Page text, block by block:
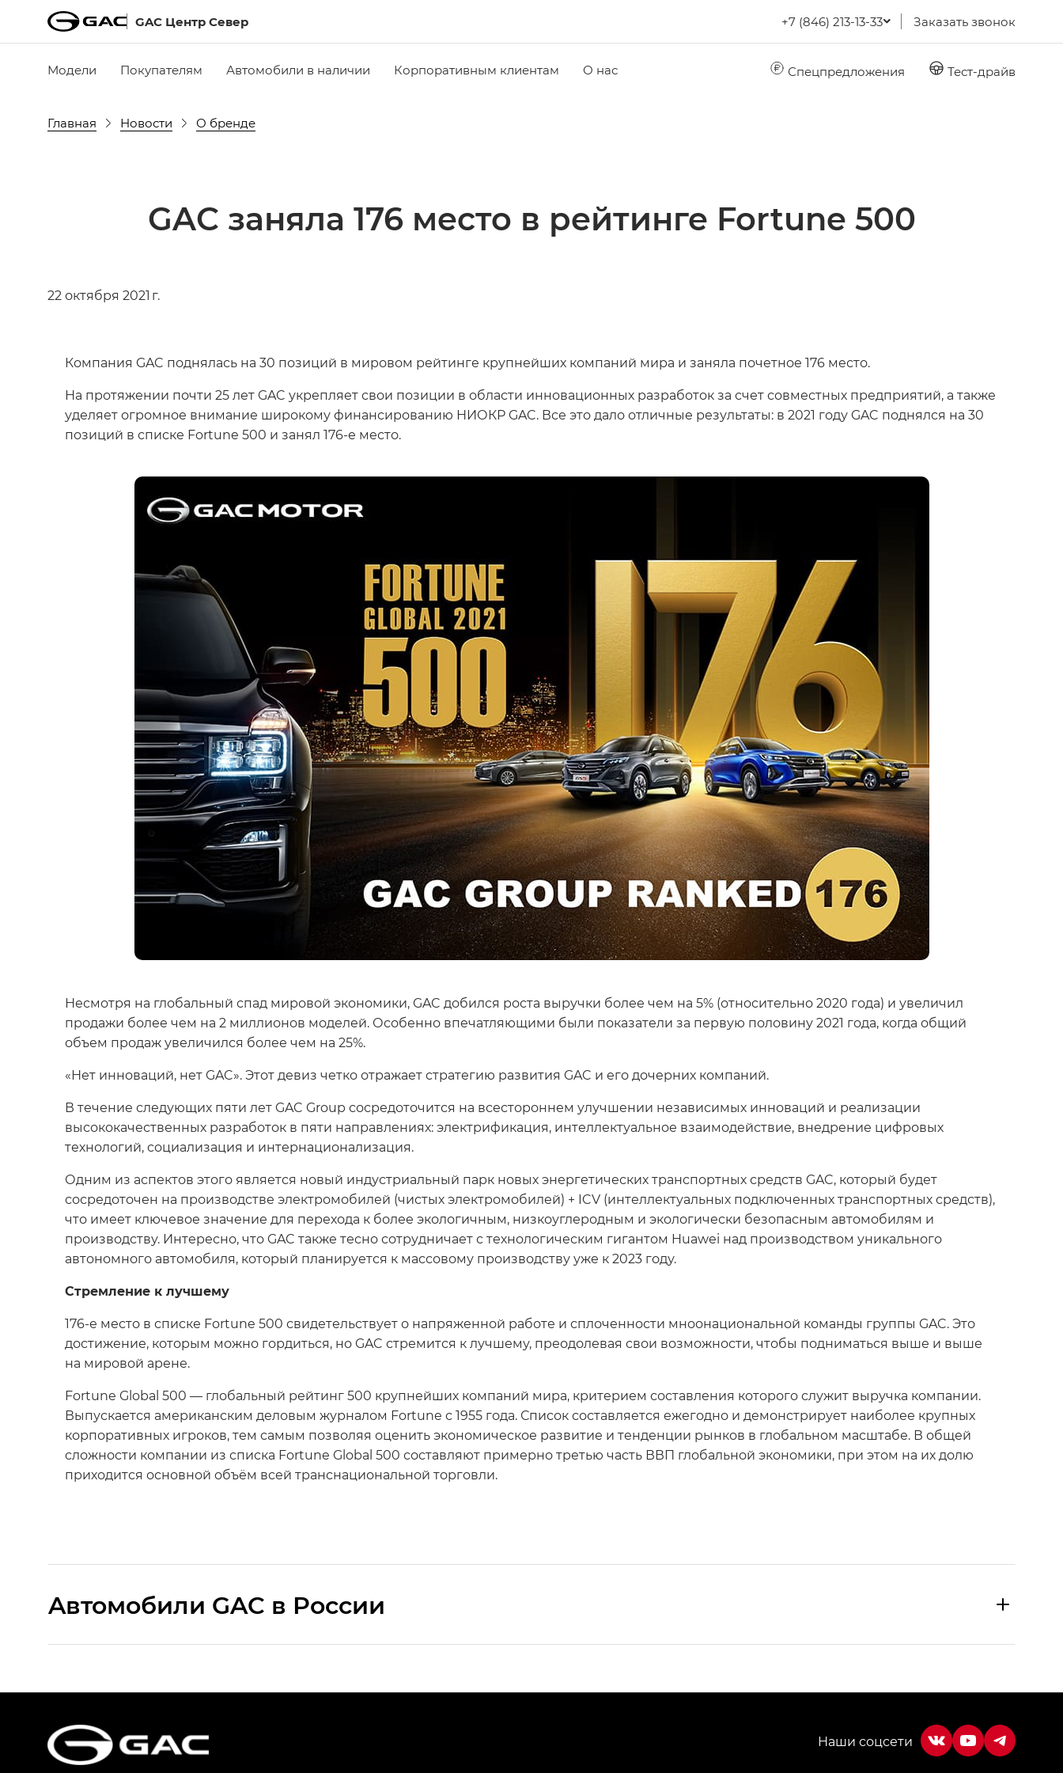
GAC Центр Север +7 (846) 213-13-33 Заказать звонок
Модели Покупателям Автомобили в наличии Корпоративным клиентам О нас Спецпредложения Тест-драйв
Главная Новости О бренде
GAC заняла 176 место в рейтинге Fortune 500
22 октября 2021 г.
Компания GAC поднялась на 30 позиций в мировом рейтинге крупнейших компаний мира и заняла почетное 176 место.
На протяжении почти 25 лет GAC укрепляет свои позиции в области инновационных разработок за счет совместных предприятий, а также
уделяет огромное внимание широкому финансированию НИОКР GAC. Все это дало отличные результаты: в 2021 году GAC поднялся на 30
позиций в списке Fortune 500 и занял 176-е место.
Несмотря на глобальный спад мировой экономики, GAC добился роста выручки более чем на 5% (относительно 2020 года) и увеличил
продажи более чем на 2 миллионов моделей. Особенно впечатляющими были показатели за первую половину 2021 года, когда общий
объем продаж увеличился более чем на 25%.
«Нет инноваций, нет GAC». Этот девиз четко отражает стратегию развития GAC и его дочерних компаний.
В течение следующих пяти лет GAC Group сосредоточится на всестороннем улучшении независимых инноваций и реализации
высококачественных разработок в пяти направлениях: электрификация, интеллектуальное взаимодействие, внедрение цифровых
технологий, социализация и интернационализация.
Одним из аспектов этого является новый индустриальный парк новых энергетических транспортных средств GAC, который будет
сосредоточен на производстве электромобилей (чистых электромобилей) + ICV (интеллектуальных подключенных транспортных средств),
что имеет ключевое значение для перехода к более экологичным, низкоуглеродным и экологически безопасным автомобилям и
производству. Интересно, что GAC также тесно сотрудничает с технологическим гигантом Huawei над производством уникального
автономного автомобиля, который планируется к массовому производству уже к 2023 году.
Стремление к лучшему
176-е место в списке Fortune 500 свидетельствует о напряженной работе и сплоченности мноонациональной команды группы GAC. Это
достижение, которым можно гордиться, но GAC стремится к лучшему, преодолевая свои возможности, чтобы подниматься выше и выше
на мировой арене.
Fortune Global 500 — глобальный рейтинг 500 крупнейших компаний мира, критерием составления которого служит выручка компании.
Выпускается американским деловым журналом Fortune с 1955 года. Список составляется ежегодно и демонстрирует наиболее крупных
корпоративных игроков, тем самым позволяя оценить экономическое развитие и тенденции рынков в глобальном масштабе. В общей
сложности компании из списка Fortune Global 500 составляют примерно третью часть ВВП глобальной экономики, при этом на их долю
приходится основной объём всей транснациональной торговли.
Aвтомобили GAC в России
HYPTEC HT — Хайптек Эйч Ти (HYPTEC HT) в комплектации Экс ПРЕМИУМ — EX PREMIUM